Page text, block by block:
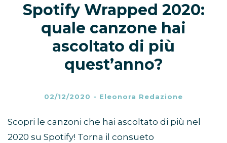
Spotify Wrapped 2020:
quale canzone hai
ascoltato di più
quest’anno?
02/12/2020 - Eleonora Redazione
Scopri le canzoni che hai ascoltato di più nel
2020 su Spotify! Torna il consueto